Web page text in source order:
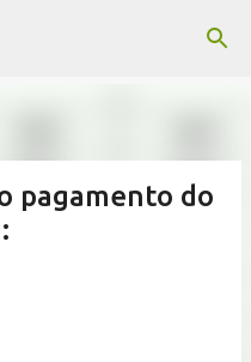
principal
pagamento do